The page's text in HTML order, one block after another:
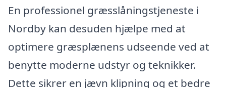
En professionel græsslåningstjeneste i
Nordby kan desuden hjælpe med at
optimere græsplænens udseende ved at
benytte moderne udstyr og teknikker.
Dette sikrer en jævn klipning og et bedre